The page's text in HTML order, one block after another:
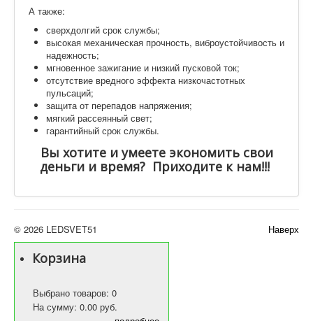
А также:
сверхдолгий срок службы;
высокая механическая прочность, виброустойчивость и
надежность;
мгновенное зажигание и низкий пусковой ток;
отсутствие вредного эффекта низкочастотных
пульсаций;
защита от перепадов напряжения;
мягкий рассеянный свет;
гарантийный срок службы.
Вы хотите и умеете экономить свои
деньги и время? Приходите к нам!!!
Наверх
© 2026 LEDSVET51
Корзина
Выбрано товаров: 0
На сумму: 0.00 руб.